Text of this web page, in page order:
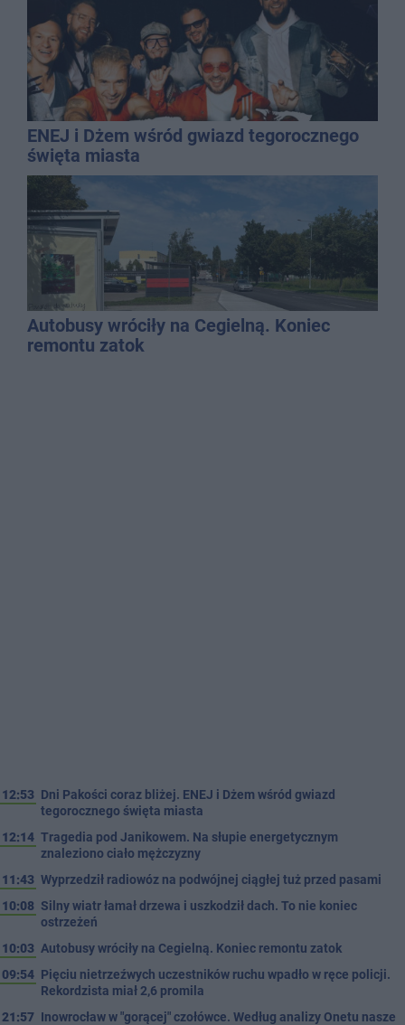
ENEJ i Dżem wśród gwiazd tegorocznego
święta miasta
Autobusy wróciły na Cegielną. Koniec
remontu zatok
12:53 Dni Pakości coraz bliżej. ENEJ i Dżem wśród gwiazd
tegorocznego święta miasta
12:14 Tragedia pod Janikowem. Na słupie energetycznym
znaleziono ciało mężczyzny
11:43 Wyprzedził radiowóz na podwójnej ciągłej tuż przed pasami
10:08 Silny wiatr łamał drzewa i uszkodził dach. To nie koniec
ostrzeżeń
10:03 Autobusy wróciły na Cegielną. Koniec remontu zatok
09:54 Pięciu nietrzeźwych uczestników ruchu wpadło w ręce policji.
Rekordzista miał 2,6 promila
21:57 Inowrocław w "gorącej" czołówce. Według analizy Onetu nasze